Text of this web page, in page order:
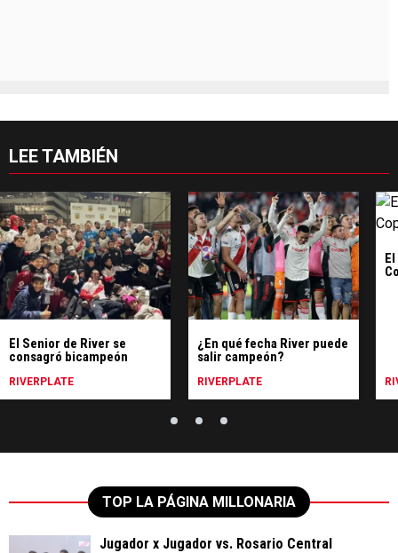
LEE TAMBIÉN
El Senior de River se
consagró bicampeón
RIVERPLATE
¿En qué fecha River puede
salir campeón?
RIVERPLATE
TOP LA PÁGINA MILLONARIA
Jugador x Jugador vs. Rosario Central